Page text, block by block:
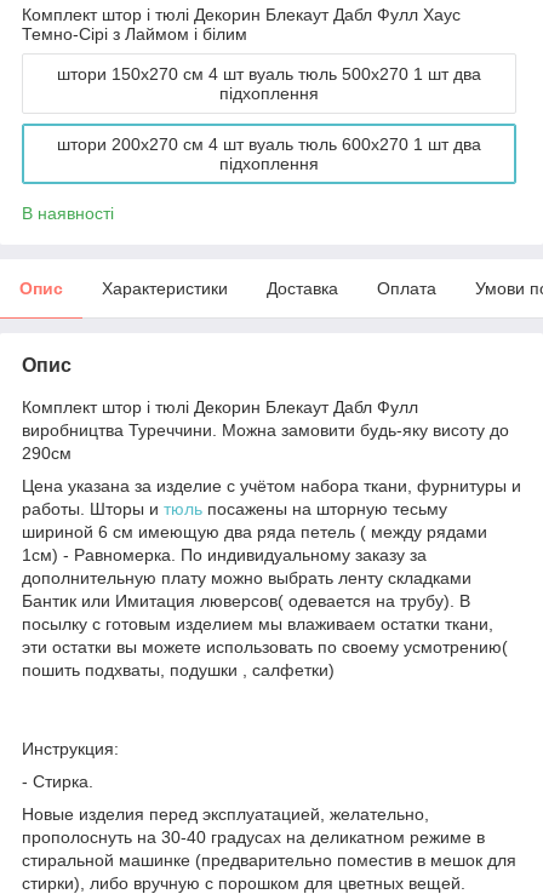
Комплект штор і тюлі Декорин Блекаут Дабл Фулл Хаус
Темно-Сірі з Лаймом і білим
штори 150x270 см 4 шт вуаль тюль 500х270 1 шт два
підхоплення
штори 200x270 см 4 шт вуаль тюль 600х270 1 шт два
підхоплення
В наявності
Опис Характеристики Доставка Оплата Умови
Опис
Комплект штор і тюлі Декорин Блекаут Дабл Фулл
виробництва Туреччини. Можна замовити будь-яку висоту до
290см
Цена указана за изделие с учётом набора ткани, фурнитуры и
работы. Шторы и тюль посажены на шторную тесьму
шириной 6 см имеющую два ряда петель ( между рядами
1см) - Равномерка. По индивидуальному заказу за
дополнительную плату можно выбрать ленту складками
Бантик или Имитация люверсов( одевается на трубу). В
посылку с готовым изделием мы влаживаем остатки ткани,
эти остатки вы можете использовать по своему усмотрению(
пошить подхваты, подушки , салфетки)
Инструкция:
- Стирка.
Новые изделия перед эксплуатацией, желательно,
прополоснуть на 30-40 градусах на деликатном режиме в
стиральной машинке (предварительно поместив в мешок для
стирки), либо вручную с порошком для цветных вещей.